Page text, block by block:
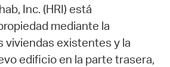
Inc. (HRI) está
mediante la
viviendas existentes y la
edificio en la parte trasera,